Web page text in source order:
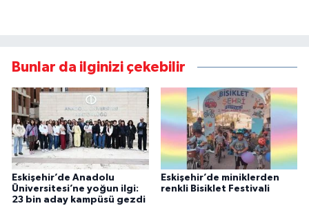
Bunlar da ilginizi çekebilir
Eskişehir’de Anadolu
Üniversitesi’ne yoğun ilgi:
23 bin aday kampüsü gezdi
Eskişehir’de miniklerden
renkli Bisiklet Festivali